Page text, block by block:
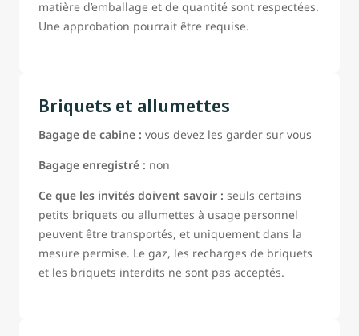
matière d’emballage et de quantité sont respectées.
Une approbation pourrait être requise.
Briquets et allumettes
Bagage de cabine : vous devez les garder sur vous
Bagage enregistré : non
Ce que les invités doivent savoir : seuls certains
petits briquets ou allumettes à usage personnel
peuvent être transportés, et uniquement dans la
mesure permise. Le gaz, les recharges de briquets
et les briquets interdits ne sont pas acceptés.